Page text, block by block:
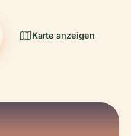
Karte anzeigen